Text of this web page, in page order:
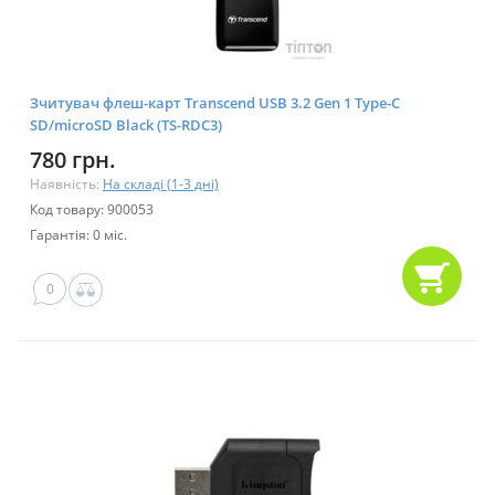
Зчитувач флеш-карт Transcend USB 3.2 Gen 1 Type-C
SD/microSD Black (TS-RDC3)
780 грн.
Наявність: На складі (1-3 дні)
Код товару: 900053
Гарантія: 0 міс.
0